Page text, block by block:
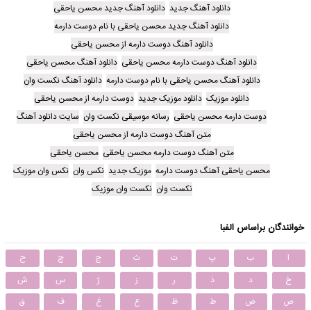
دانلود آهنگ جدید دانلود آهنگ جدید محسن یاحقی
دانلود آهنگ جدید محسن یاحقی با نام دوست دارمه
دانلود آهنگ دوست دارمه از محسن یاحقی
دانلود آهنگ دوست دارمه محسن یاحقی دانلود آهنگ محسن یاحقی
دانلود آهنگ محسن یاحقی با نام دوست دارمه دانلود آهنگ نکست وان
دانلود موزیک دانلود موزیک جدید دوست دارمه از محسن یاحقی
دوست دارمه محسن یاحقی رسانه موسیقی نکست وان سایت دانلود آهنگ
متن آهنگ دوست دارمه از محسن یاحقی
متن آهنگ دوست دارمه محسن یاحقی محسن یاحقی
محسن یاحقی آهنگ دوست دارمه موزیک جدید نکس وان نکس وان موزیک
نکست وان نکست وان موزیک
خوانندگان براساس الفبا
ا ب پ ت ث ج چ
ح
خ
د ذ ر ز ژ س
ش
ص
ض ط ظ ع غ ف
ق